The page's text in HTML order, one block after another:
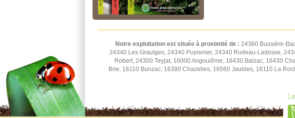
Notre exploitation est située à proximité de : 24360 Bussière-
24340 Les Graulges, 24340 Puyrenier, 24340 Rudeau-Ladosse,
Robert, 24300 Teyjat, 16000 Angoulême, 16430 Balzac, 16430
Brie, 16110 Bunzac, 16380 Chazelles, 16560 Jauldes, 16110 La